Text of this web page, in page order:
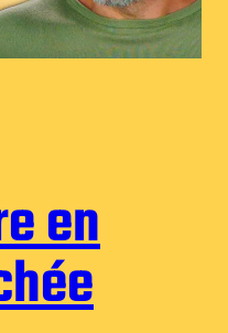
en